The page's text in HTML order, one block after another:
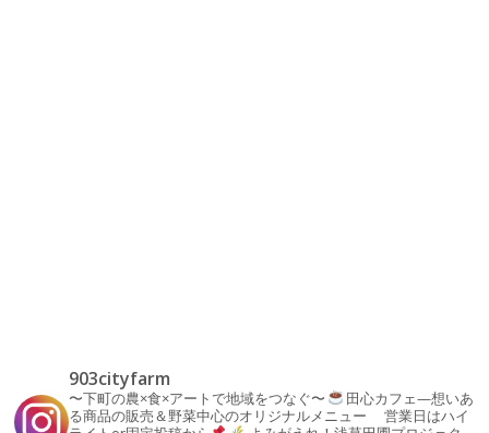
903cityfarm
〜下町の農×食×アートで地域をつなぐ〜
田心カフェ—想いあ
る商品の販売＆野菜中心のオリジナルメニュー 営業日はハイ